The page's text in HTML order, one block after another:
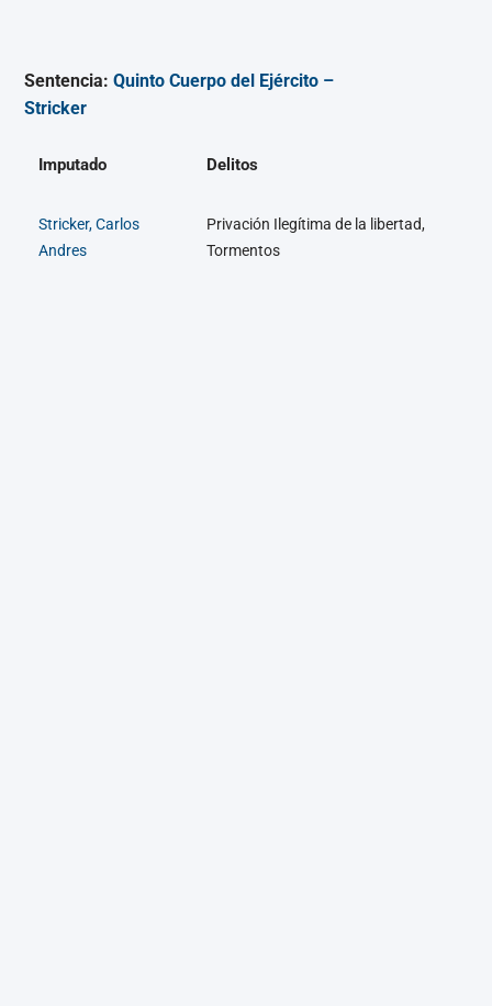
Sentencia: Quinto Cuerpo del Ejército –
Stricker
Imputado Delitos
Stricker, Carlos
Andres
Privación Ilegítima de la libertad,
Tormentos